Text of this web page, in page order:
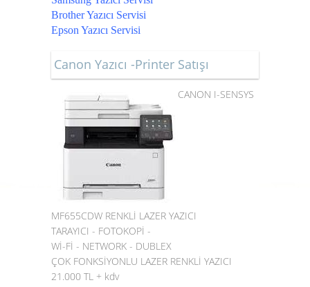
Brother Yazıcı Servisi
Epson Yazıcı Servisi
Canon Yazıcı -Printer Satışı
CANON I-SENSYS
MF655CDW RENKLİ LAZER YAZICI
TARAYICI - FOTOKOPİ -
Wİ-Fİ - NETWORK - DUBLEX
ÇOK FONKSİYONLU LAZER RENKLİ YAZICI
21.000 TL + kdv